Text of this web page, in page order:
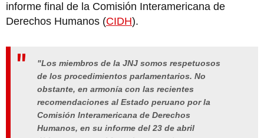
informe final de la Comisión Interamericana de
Derechos Humanos (CIDH).
"Los miembros de la JNJ somos respetuosos
de los procedimientos parlamentarios. No
obstante, en armonía con las recientes
recomendaciones al Estado peruano por la
Comisión Interamericana de Derechos
Humanos, en su informe del 23 de abril